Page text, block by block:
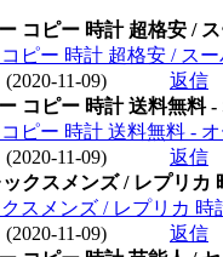
コピー 時計 超格安 /
ピー 時計 超格安 / ス
11-09)
返信
コピー 時計 送料無料
ピー 時計 送料無料 -
11-09)
返信
クスメンズ / レプリカ
スメンズ / レプリカ 時
11-09)
返信